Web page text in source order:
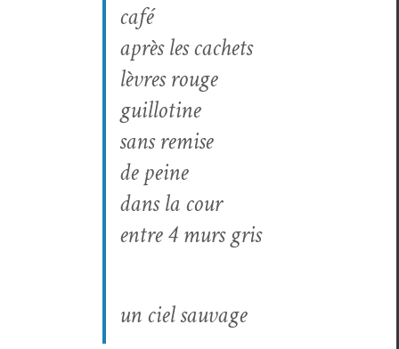
café
après les cachets
lèvres rouge
guillotine
sans remise
de peine
dans la cour
entre 4 murs gris
un ciel sauvage